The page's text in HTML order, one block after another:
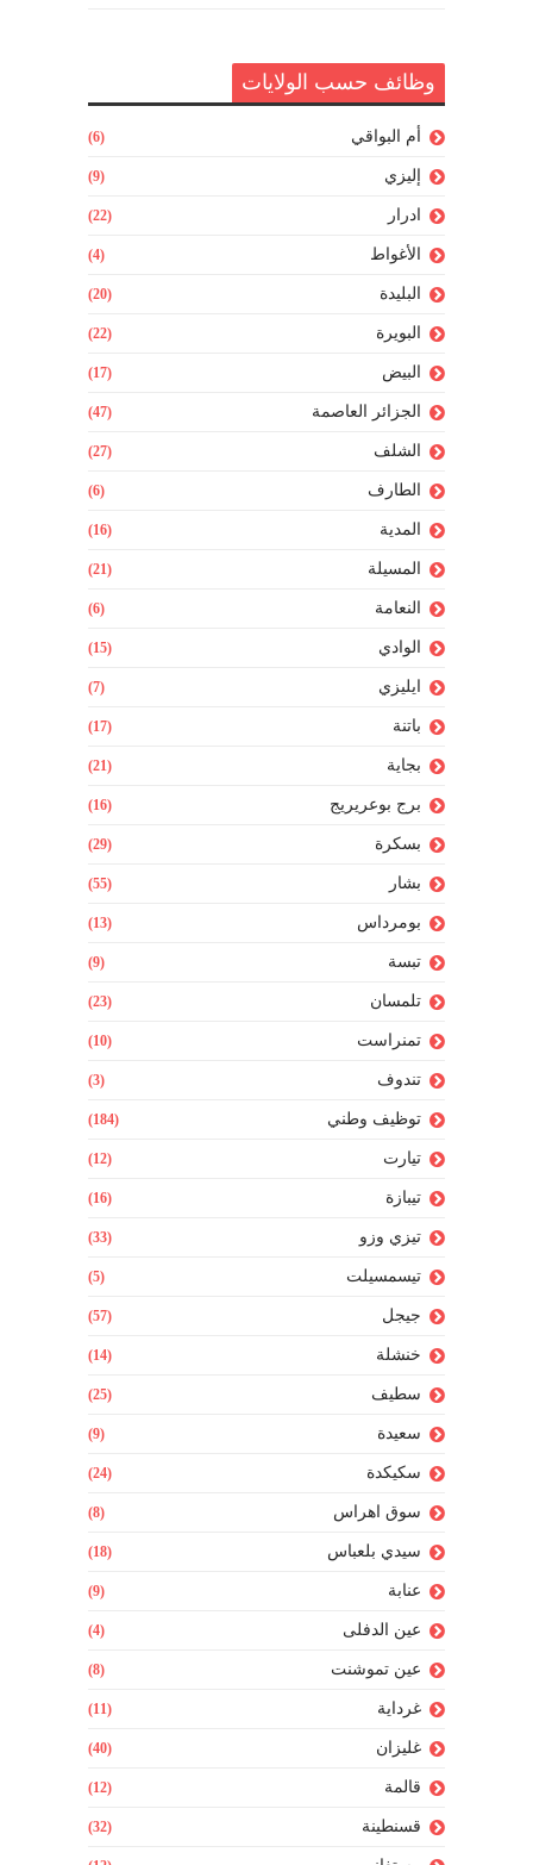
وظائف حسب الولايات
أم البواقي (6)
إليزي (9)
ادرار (22)
الأغواط (4)
البليدة (20)
البويرة (22)
البيض (17)
الجزائر العاصمة (47)
الشلف (27)
الطارف (6)
المدية (16)
المسيلة (21)
النعامة (6)
الوادي (15)
ايليزي (7)
باتنة (17)
بجاية (21)
برج بوعريريج (16)
بسكرة (29)
بشار (55)
بومرداس (13)
تبسة (9)
تلمسان (23)
تمنراست (10)
تندوف (3)
توظيف وطني (184)
تيارت (12)
تيبازة (16)
تيزي وزو (33)
تيسمسيلت (5)
جيجل (57)
خنشلة (14)
سطيف (25)
سعيدة (9)
سكيكدة (24)
سوق اهراس (8)
سيدي بلعباس (18)
عنابة (9)
عين الدفلى (4)
عين تموشنت (8)
غرداية (11)
غليزان (40)
قالمة (12)
قسنطينة (32)